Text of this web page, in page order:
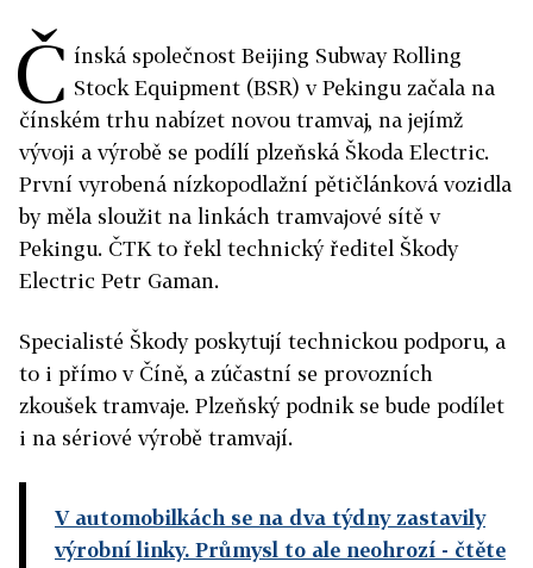
Č ínská společnost Beijing Subway Rolling
Stock Equipment (BSR) v Pekingu začala na
čínském trhu nabízet novou tramvaj, na jejímž
vývoji a výrobě se podílí plzeňská Škoda Electric.
První vyrobená nízkopodlažní pětičlánková vozidla
by měla sloužit na linkách tramvajové sítě v
Pekingu. ČTK to řekl technický ředitel Škody
Electric Petr Gaman.
Specialisté Škody poskytují technickou podporu, a
to i přímo v Číně, a zúčastní se provozních
zkoušek tramvaje. Plzeňský podnik se bude podílet
i na sériové výrobě tramvají.
V automobilkách se na dva týdny zastavily
výrobní linky. Průmysl to ale neohrozí - čtěte